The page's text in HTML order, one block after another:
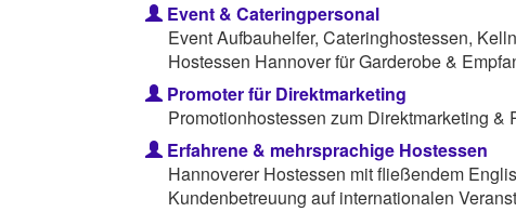
Event & Cateringpersonal
Event Aufbauhelfer, Cateringhostessen,
Hostessen Hannover für Garderobe &
Promoter für Direktmarketing
Promotionhostessen zum Direktmarketing &
Erfahrene & mehrsprachige Hostessen
Hannoverer Hostessen mit fließendem
Kundenbetreuung auf internationalen